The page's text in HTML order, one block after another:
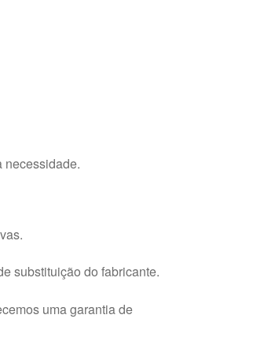
necessidade.
substituição do fabricante.
uma garantia de